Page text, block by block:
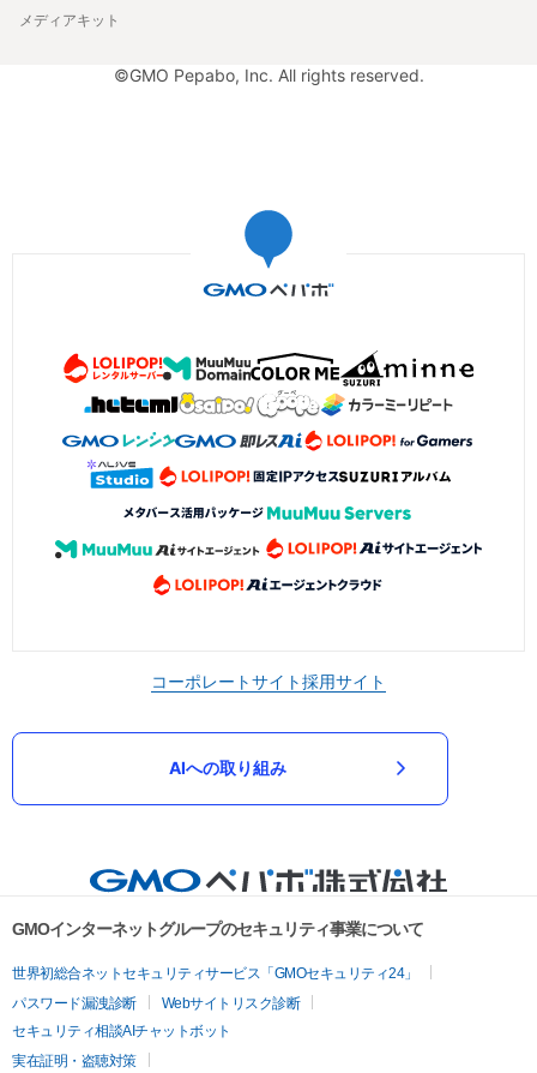
メディアキット
©GMO Pepabo, Inc. All rights reserved.
コーポレートサイト採用サイト
AIへの取り組み
GMOインターネットグループのセキュリティ事業について
世界初総合ネットセキュリティサービス「GMOセキュリティ24」
パスワード漏洩診断
Webサイトリスク診断
セキュリティ相談AIチャットボット
実在証明・盗聴対策